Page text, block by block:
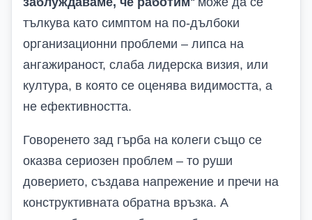
тълкува като симптом на по-дълбоки
организационни проблеми – липса на
ангажираност, слаба лидерска визия, или
култура, в която се оценява видимостта, а
не ефективността.
Говоренето зад гърба на колеги също се
оказва сериозен проблем – то руши
доверието, създава напрежение и пречи на
конструктивната обратна връзка. А